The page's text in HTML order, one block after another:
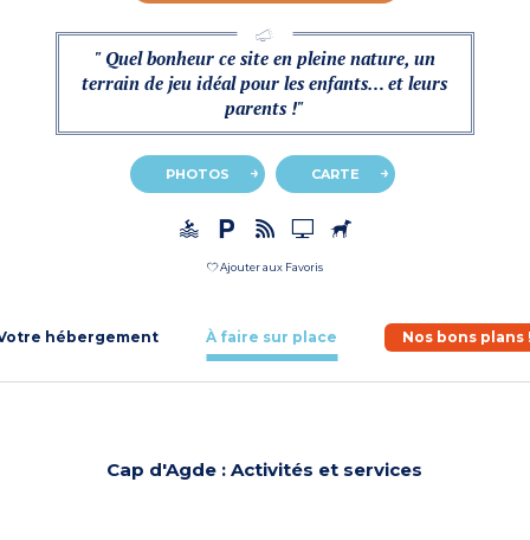
" Quel bonheur ce site en pleine nature, un
terrain de jeu idéal pour les enfants… et leurs
parents !"
PHOTOS CARTE
Ajouter aux Favoris
hébergement À faire sur place Nos bons plans
Cap d'Agde : Activités et services